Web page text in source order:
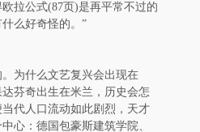
拉公式(87页)是再平常不过的
么好奇怪的。”
为什么文艺复兴会出现在
芬奇出生在米兰，历史会怎
代人口流动如此剧烈，天才
心：德国包豪斯建筑学院、